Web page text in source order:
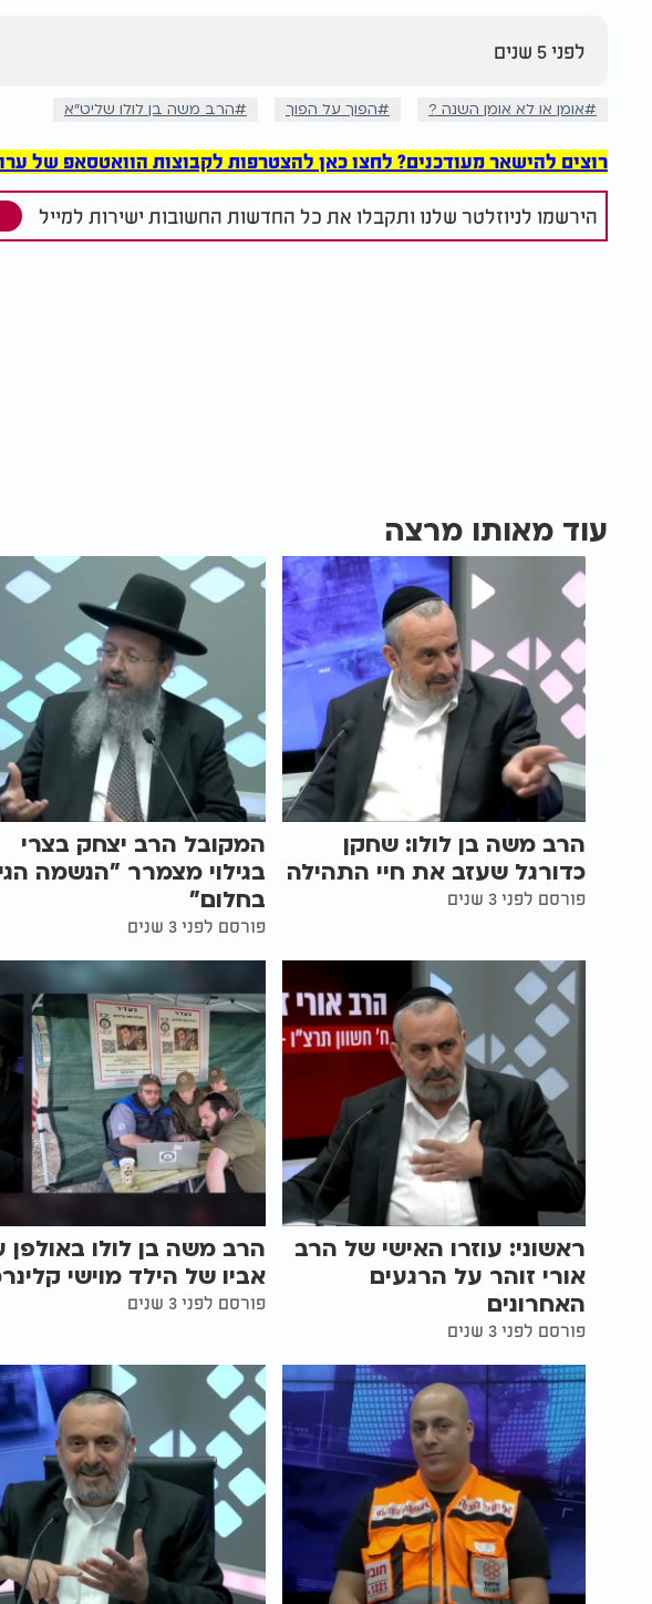
לפני 5 שנים
אומן או לא אומן השנה ? הפוך על הפוך הרב משה בן לולו שליט"א
רוצים להישאר מעודכנים? לחצו כאן להצטרפות לקבוצות הוואטסאפ של ערוץ 2000
הירשמו לניוזלטר שלנו ותקבלו את כל החדשות החשובות ישירות למייל
עוד מאותו מרצה
הרב משה בן לולו: שחקן
כדורגל שעזב את חיי התהילה
פורסם לפני 3 שנים
המקובל הרב יצחק בצרי
בגילוי מצמרר "הנשמה
בחלום"
פורסם לפני 3 שנים
ראשוני: עוזרו האישי של הרב
אורי זוהר על הרגעים
האחרונים
פורסם לפני 3 שנים
הרב משה בן לולו באולפן
אביו של הילד מוישי
פורסם לפני 3 שנים